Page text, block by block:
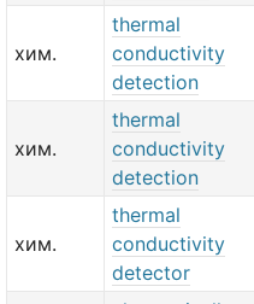
хим.
thermal
conductivity
detection
хим.
thermal
conductivity
detection
хим.
thermal
conductivity
detector